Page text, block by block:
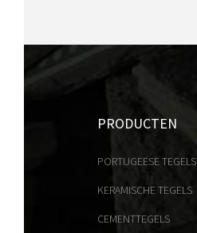
PRODUCTEN
PORTUGEESE TEGELS
KERAMISCHE TEGELS
CEMENTTEGELS